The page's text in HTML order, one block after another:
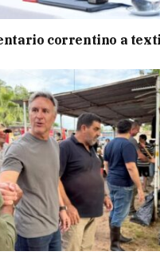
correntino a